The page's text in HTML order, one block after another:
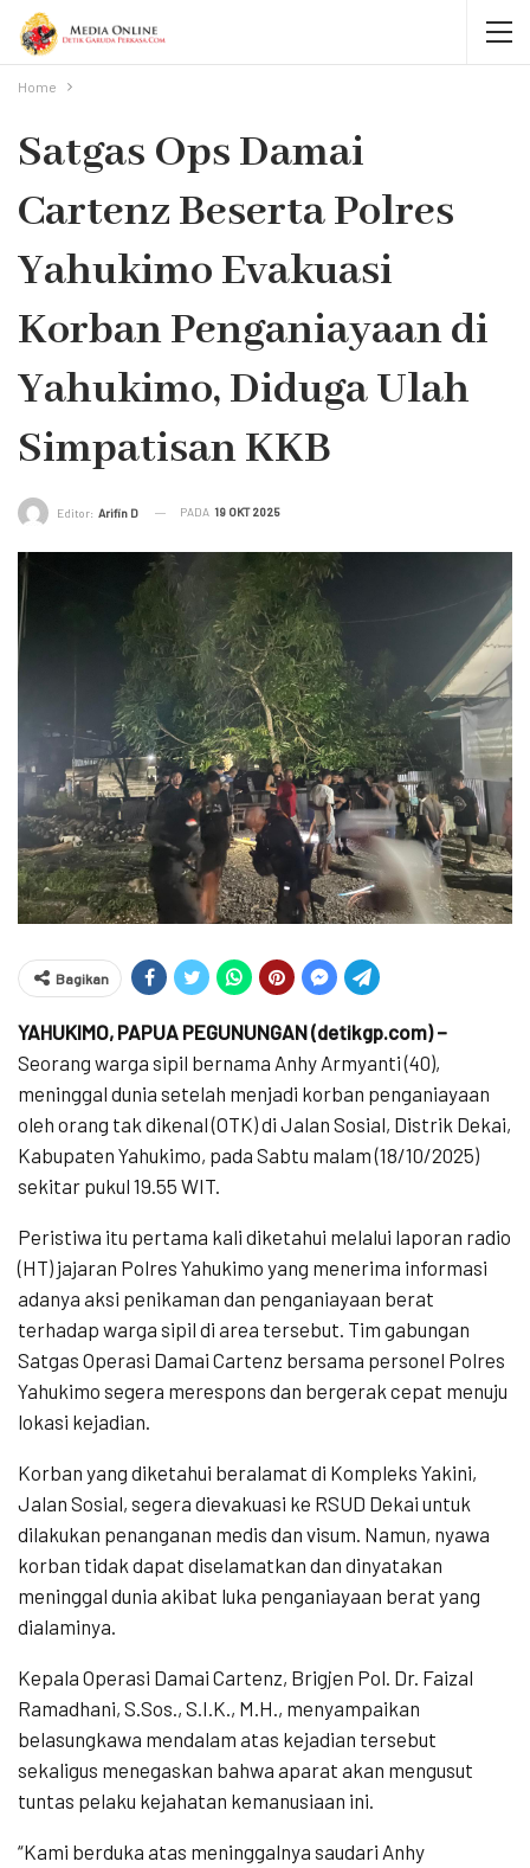
Home
Satgas Ops Damai
Cartenz Beserta Polres
Yahukimo Evakuasi
Korban Penganiayaan di
Yahukimo, Diduga Ulah
Simpatisan KKB
Editor: Arifin D PADA 19 OKT 2025
Bagikan
YAHUKIMO, PAPUA PEGUNUNGAN (detikgp.com) –
Seorang warga sipil bernama Anhy Armyanti (40),
meninggal dunia setelah menjadi korban penganiayaan
oleh orang tak dikenal (OTK) di Jalan Sosial, Distrik Dekai,
Kabupaten Yahukimo, pada Sabtu malam (18/10/2025)
sekitar pukul 19.55 WIT.
Peristiwa itu pertama kali diketahui melalui laporan radio
(HT) jajaran Polres Yahukimo yang menerima informasi
adanya aksi penikaman dan penganiayaan berat
terhadap warga sipil di area tersebut. Tim gabungan
Satgas Operasi Damai Cartenz bersama personel Polres
Yahukimo segera merespons dan bergerak cepat menuju
lokasi kejadian.
Korban yang diketahui beralamat di Kompleks Yakini,
Jalan Sosial, segera dievakuasi ke RSUD Dekai untuk
dilakukan penanganan medis dan visum. Namun, nyawa
korban tidak dapat diselamatkan dan dinyatakan
meninggal dunia akibat luka penganiayaan berat yang
dialaminya.
Kepala Operasi Damai Cartenz, Brigjen Pol. Dr. Faizal
Ramadhani, S.Sos., S.I.K., M.H., menyampaikan
belasungkawa mendalam atas kejadian tersebut
sekaligus menegaskan bahwa aparat akan mengusut
tuntas pelaku kejahatan kemanusiaan ini.
“Kami berduka atas meninggalnya saudari Anhy